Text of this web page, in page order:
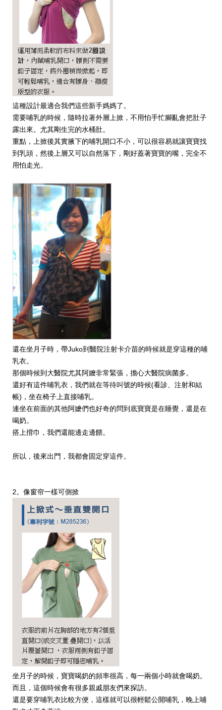
這種設計最適合我們這些新手媽媽了。
需要哺乳的時候，隨時拉著外層上掀，不用怕手忙腳亂會把肚子
露出來。尤其剛生完的水桶肚。
重點，上掀後其實腋下的哺乳開口不小，可以很容易就讓寶寶找
到乳頭，然後上層又可以自然落下，剛好蓋著寶寶的嘴，完全不
用怕走光。
還在坐月子時，帶Juko到醫院注射卡介苗的時候就是穿這種的哺
乳衣。
那個時候到大醫院尤其阿嬤非常緊張，擔心大醫院病菌多。
還好有這件哺乳衣，我們就在等待叫號的時候(看診、注射和結
帳)，坐在椅子上直接哺乳。
連坐在前面的其他阿嬷們也好奇的問到底寶寶是在睡覺，還是在
喝奶。
搭上揹巾，我們還能邊走邊餵。
所以，後來出門，我都會固定穿這件。
2。像窗帘一樣可側掀
坐月子的時候，寶寶喝奶的頻率很高，每一兩個小時就會喝奶。
而且，這個時候會有很多親戚朋友們來探訪。
還是要穿哺乳衣比較方便，這樣就可以很輕鬆公開哺乳，晚上哺